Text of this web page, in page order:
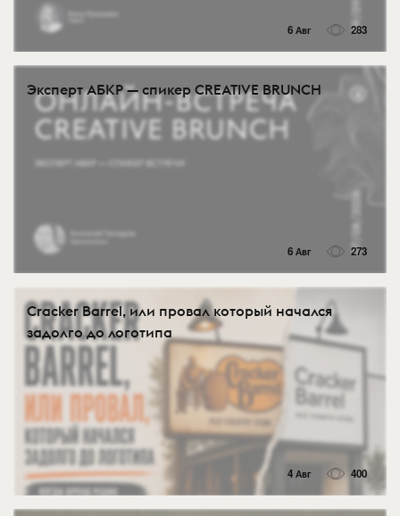
6 Авг 283
Эксперт АБКР — спикер CREATIVE BRUNCH
6 Авг 273
Cracker Barrel, или провал который начался
задолго до логотипа
4 Авг 400